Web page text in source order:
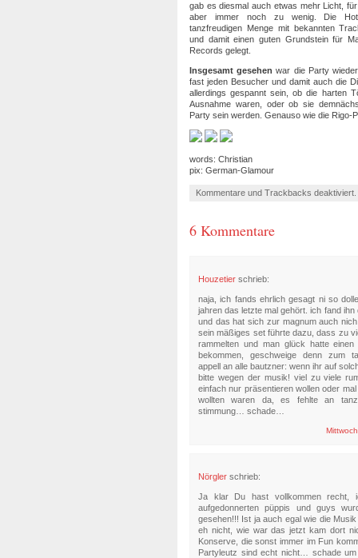
gab es diesmal auch etwas mehr Licht,
aber immer noch zu wenig. Die
tanzfreudigen Menge mit bekannten
und damit einen guten Grundstein für
Records gelegt.
Insgesamt gesehenwar die Party
fast jeden Besucher und damit auch die
allerdings gespannt sein, ob die harten
Ausnahme waren, oder ob sie
Party sein werden. Genauso wie die Rigo-
words: Christian
pix: German-Glamour
Kommentare und Trackbacks deaktiviert.
6 Kommentare
Houzetier schrieb:
naja, ich fands ehrlich gesagt ni so
jahren das letzte mal gehört. ich fand
und das hat sich zur magnum auch
sein mäßiges set führte dazu, dass zu
rammelten und man glück hatte
bekommen, geschweige denn zum
appell an alle bautzner: wenn ihr auf
bitte wegen der musik! viel zu viele
einfach nur präsentieren wollen oder
wollten waren da, es fehlte an
stimmung… schade…
Nörgler schrieb:
Ja klar Du hast vollkommen recht,
aufgedonnerten püppis und guys
gesehen!!! Ist ja auch egal wie die
eh nicht, wie war das jetzt kam dort
Konserve, die sonst immer im Fun
Partyleutz sind echt nicht… schade